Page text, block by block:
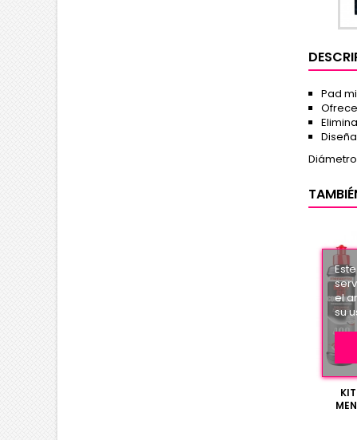
Pad
el
su